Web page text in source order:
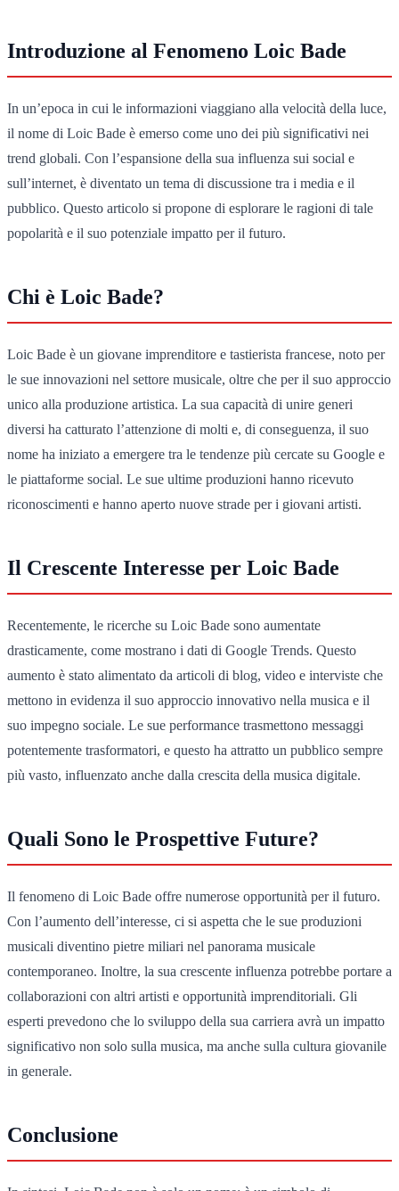
Introduzione al Fenomeno Loic Bade
In un’epoca in cui le informazioni viaggiano alla velocità della luce,
il nome di Loic Bade è emerso come uno dei più significativi nei
trend globali. Con l’espansione della sua influenza sui social e
sull’internet, è diventato un tema di discussione tra i media e il
pubblico. Questo articolo si propone di esplorare le ragioni di tale
popolarità e il suo potenziale impatto per il futuro.
Chi è Loic Bade?
Loic Bade è un giovane imprenditore e tastierista francese, noto per
le sue innovazioni nel settore musicale, oltre che per il suo approccio
unico alla produzione artistica. La sua capacità di unire generi
diversi ha catturato l’attenzione di molti e, di conseguenza, il suo
nome ha iniziato a emergere tra le tendenze più cercate su Google e
le piattaforme social. Le sue ultime produzioni hanno ricevuto
riconoscimenti e hanno aperto nuove strade per i giovani artisti.
Il Crescente Interesse per Loic Bade
Recentemente, le ricerche su Loic Bade sono aumentate
drasticamente, come mostrano i dati di Google Trends. Questo
aumento è stato alimentato da articoli di blog, video e interviste che
mettono in evidenza il suo approccio innovativo nella musica e il
suo impegno sociale. Le sue performance trasmettono messaggi
potentemente trasformatori, e questo ha attratto un pubblico sempre
più vasto, influenzato anche dalla crescita della musica digitale.
Quali Sono le Prospettive Future?
Il fenomeno di Loic Bade offre numerose opportunità per il futuro.
Con l’aumento dell’interesse, ci si aspetta che le sue produzioni
musicali diventino pietre miliari nel panorama musicale
contemporaneo. Inoltre, la sua crescente influenza potrebbe portare a
collaborazioni con altri artisti e opportunità imprenditoriali. Gli
esperti prevedono che lo sviluppo della sua carriera avrà un impatto
significativo non solo sulla musica, ma anche sulla cultura giovanile
in generale.
Conclusione